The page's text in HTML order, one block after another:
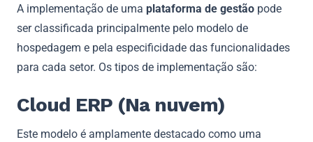
A implementação de uma plataforma de gestão pode
ser classificada principalmente pelo modelo de
hospedagem e pela especificidade das funcionalidades
para cada setor. Os tipos de implementação são:
Cloud ERP (Na nuvem)
Este modelo é amplamente destacado como uma